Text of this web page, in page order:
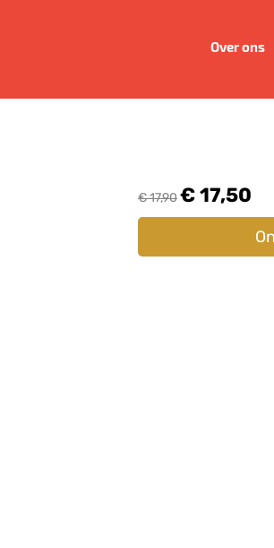
Over ons
€ 17,90€ 17,50